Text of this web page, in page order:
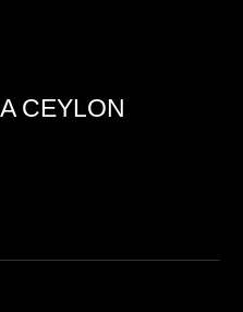
CEYLON